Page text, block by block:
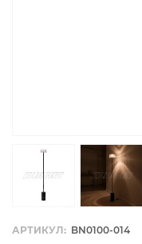
АРТИКУЛ: BN0100-014